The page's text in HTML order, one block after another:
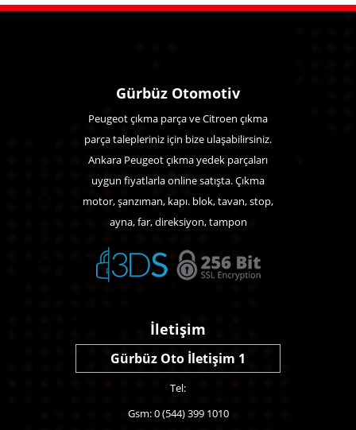
Gürbüz Otomotiv
Peugeot çıkma parça ve Citroen çıkma
parça talepleriniz için bize ulaşabilirsiniz.
Ankara Peugeot çıkma yedek parçaları
uygun fiyatlarla online satışta. Çıkma
motor, şanzıman, kapı. blok, tavan, stop,
ayna, far, direksiyon, tampon
İletişim
Gürbüz Oto İletişim 1
Tel:
Gsm: 0 (544) 399 1010